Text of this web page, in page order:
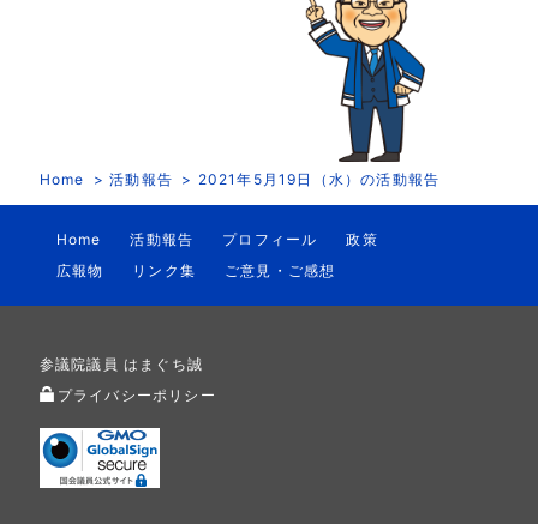
Home 活動報告 2021年5月19日（水）の活動報告
Home 活動報告 プロフィール
政策
広報物
リンク集 ご意見・ご感想
参議院議員 はまぐち誠
プライバシーポリシー